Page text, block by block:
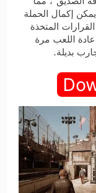
يمكن إكمال الحملة
فإن القرارات المتخذة
اللعب مرة
بديلة.